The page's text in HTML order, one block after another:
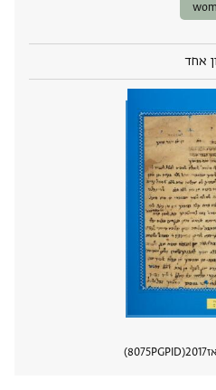
אחד
2017
PGPID
8075